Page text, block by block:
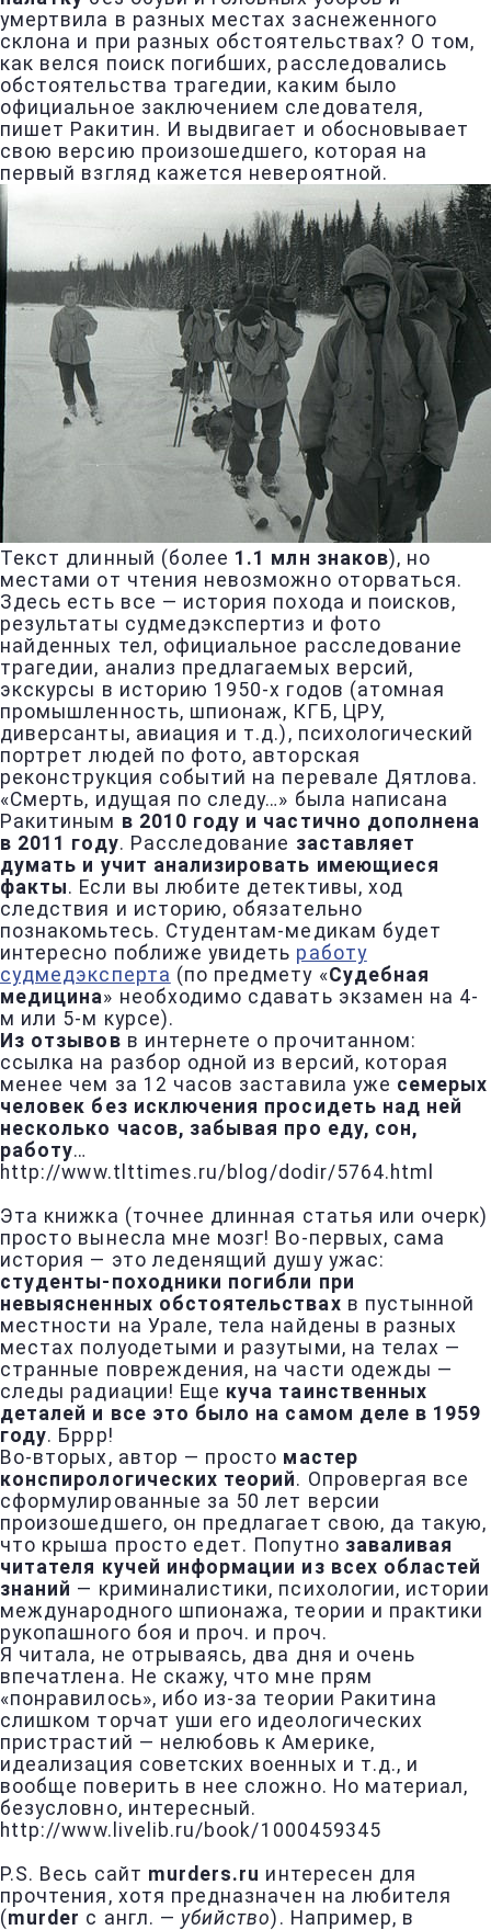
умертвила в разных местах заснеженного
склона и при разных обстоятельствах? О том,
как велся поиск погибших, расследовались
обстоятельства трагедии, каким было
официальное заключением следователя,
пишет Ракитин. И выдвигает и обосновывает
свою версию произошедшего, которая на
первый взгляд кажется невероятной.
Текст длинный (более 1.1 млн знаков), но
местами от чтения невозможно оторваться.
Здесь есть все — история похода и поисков,
результаты судмедэкспертиз и фото
найденных тел, официальное расследование
трагедии, анализ предлагаемых версий,
экскурсы в историю 1950-х годов (атомная
промышленность, шпионаж, КГБ, ЦРУ,
диверсанты, авиация и т.д.), психологический
портрет людей по фото, авторская
реконструкция событий на перевале Дятлова.
«Смерть, идущая по следу…» была написана
Ракитиным в 2010 году и частично дополнена
в 2011 году. Расследование заставляет
думать и учит анализировать имеющиеся
факты. Если вы любите детективы, ход
следствия и историю, обязательно
познакомьтесь. Студентам-медикам будет
интересно поближе увидеть работу
судмедэксперта (по предмету «Судебная
медицина» необходимо сдавать экзамен на 4-
м или 5-м курсе).
Из отзывов в интернете о прочитанном:
ссылка на разбор одной из версий, которая
менее чем за 12 часов заставила уже семерых
человек без исключения просидеть над ней
несколько часов, забывая про еду, сон,
работу…
http://www.tlttimes.ru/blog/dodir/5764.html
Эта книжка (точнее длинная статья или очерк)
просто вынесла мне мозг! Во-первых, сама
история — это леденящий душу ужас:
студенты-походники погибли при
невыясненных обстоятельствах в пустынной
местности на Урале, тела найдены в разных
местах полуодетыми и разутыми, на телах —
странные повреждения, на части одежды —
следы радиации! Еще куча таинственных
деталей и все это было на самом деле в 1959
году. Бррр!
Во-вторых, автор — просто мастер
конспирологических теорий. Опровергая все
сформулированные за 50 лет версии
произошедшего, он предлагает свою, да такую,
что крыша просто едет. Попутно заваливая
читателя кучей информации из всех областей
знаний — криминалистики, психологии, истории
международного шпионажа, теории и практики
рукопашного боя и проч. и проч.
Я читала, не отрываясь, два дня и очень
впечатлена. Не скажу, что мне прям
«понравилось», ибо из-за теории Ракитина
слишком торчат уши его идеологических
пристрастий — нелюбовь к Америке,
идеализация советских военных и т.д., и
вообще поверить в нее сложно. Но материал,
безусловно, интересный.
http://www.livelib.ru/book/1000459345
P.S. Весь сайт murders.ru интересен для
прочтения, хотя предназначен на любителя
(murder с англ. — убийство). Например, в